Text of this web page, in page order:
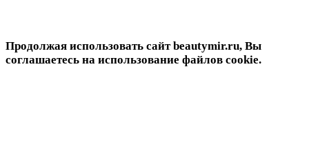
Продолжая использовать сайт beautymir.ru, Вы
соглашаетесь на использование файлов cookie.